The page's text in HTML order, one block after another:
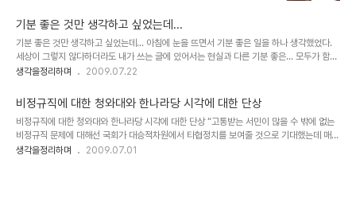
도 기대하지..
이 납니다. 검사란 범법자의 죄를 증명해 내어 처벌하도록 하는 것이
검사의 목적이며 이를 판결하는 것이 판사의 몫이라고... 그러나 분명
히 집고 넘어가야 할 것은 법 규범을 위배하는 행위라는 것을 옳고 그
름으로 구분 지을 수 있을 텐데... 그렇다면, 과연 그 법을 어기고 싶은
사람이 있을까요? -그런 이유로 죄가 나쁘지 사람이 나쁘지는 않다는
어길 수 밖에 없는 그러한 상황..
기분 좋은 것만 생각하고 싶었는데...
기분 좋은 것만 생각하고 싶었는데... 아침에 눈을 뜨면서 기분 좋은 일을 하나 생각했었다.
세상이 그렇지 않다하더라도 내가 쓰는 글에 있어서는 현실과 다른 기분 좋은... 모두가 함께
행복할 수 있는 세상을 그려 낼 수 있지 않을까? ... 그런데 그런 생각을 실천으로 옮기려 하
에 뿔이 달려있고 엉덩이에는 꼬리가 열두개는달린 그런 존재로 알고 있었다. 학교에서나...
똘이장군이라는 만화영화와 같은 매체들을 접하게 되면서... 미디어법... 나는 법에 대해서 잘
모르지만 법이 잘못 만들어짐에 따라 세상이 잘못될 수 있음은 안다. 미디어법의 막무가내식
처리로 -들리는 말에 의하면 처리 과정이 적법하지 않은 것이..
생각을정리하며 2009.07.22
비정규직에 대한 청와대와 한나라당 시각에 대한 단상
비정규직에 대한 청와대와 한나라당 시각에 대한 단상 “고통받는 서민이 많을 수 밖에 없는
비정규직 문제에 대해선 국회가 대승적차원에서 타협정치를 보여줄 것으로 기대했는데 매우
아쉽다” 이것이 비정규직법 결렬에 대한 청와대의 공식논평이라고 합니다. 또한 한나라당에
생각을정리하며 2009.07.01